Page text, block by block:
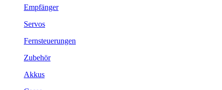
Empfänger
Servos
Fernsteuerungen
Zubehör
Akkus